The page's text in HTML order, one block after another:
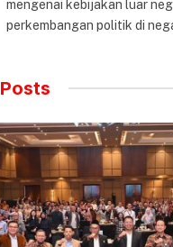
mengenai kebijakan luar
perkembangan politik di
Posts